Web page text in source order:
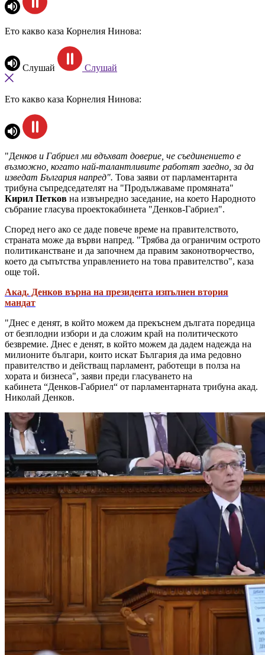
Ето какво каза Корнелия Нинова:
Слушай Слушай
Ето какво каза Корнелия Нинова:
"Денков и Габриел ми вдъхват доверие, че съединението е
възможно, когато най-талантливите работят заедно, за да
изведат България напред". Това заяви от парламентарнта
трибуна съпредседателят на "Продължаваме промяната"
Кирил Петков на извънредно заседание, на което Народното
събрание гласува проектокабинета "Денков-Габриел".
Според него ако се даде повече време на правителството,
страната може да върви напред. "Трябва да ограничим острото
политиканстване и да започнем да правим законотворчество,
което да съпътства управлението на това правителство", каза
още той.
Акад. Денков върна на президента изпълнен втория
мандат
"Днес е денят, в който можем да прекъснем дългата поредица
от безплодни избори и да сложим край на политическото
безвремие. Днес е денят, в който можем да дадем надежда на
милионите българи, които искат България да има редовно
правителство и действащ парламент, работещи в полза на
хората и бизнеса", заяви преди гласуването на
кабинета “Денков-Габриел“ от парламентарната трибуна акад.
Николай Денков.